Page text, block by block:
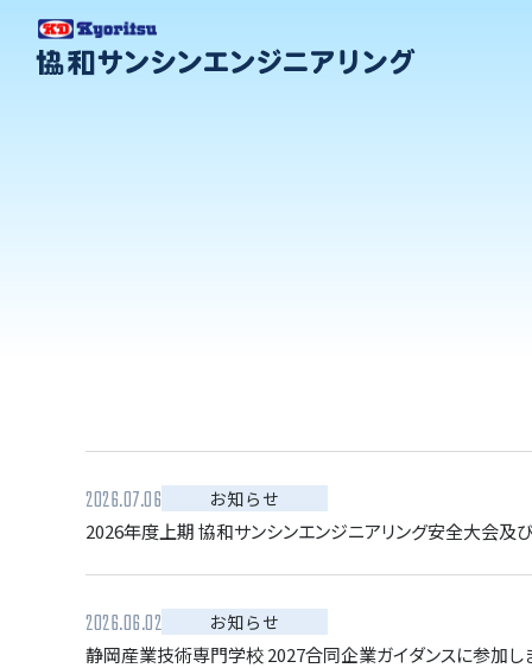
2026.07.06 お知らせ
2026年度上期 協和サンシンエンジニアリング安全大会及
2026.06.02 お知らせ
静岡産業技術専門学校 2027合同企業ガイダンスに参加し